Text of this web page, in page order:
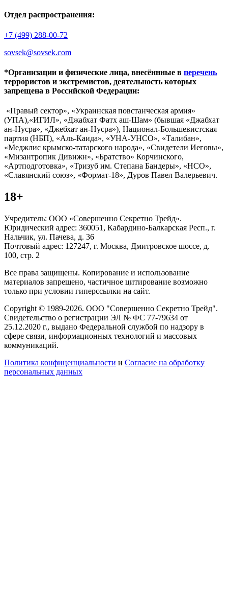
Отдел распространения:
+7 (499) 288-00-72
sovsek@sovsek.com
*Организации и физические лица, внесённные в перечень
террористов и экстремистов, деятельность которых
запрещена в Российской Федерации:
«Правый сектор», «Украинская повстанческая армия»
(УПА),«ИГИЛ», «Джабхат Фатх аш-Шам» (бывшая «Джабхат
ан-Нусра», «Джебхат ан-Нусра»), Национал-Большевистская
партия (НБП), «Аль-Каида», «УНА-УНСО», «Талибан»,
«Меджлис крымско-татарского народа», «Свидетели Иеговы»,
«Мизантропик Дивижн», «Братство» Корчинского,
«Артподготовка», «Тризуб им. Степана Бандеры», «НСО»,
«Славянский союз», «Формат-18», Дуров Павел Валерьевич.
18+
Учредитель: ООО «Совершенно Секретно Трейд».
Юридический адрес: 360051, Кабардино-Балкарская Респ., г.
Нальчик, ул. Пачева, д. 36
Почтовый адрес: 127247, г. Москва, Дмитровское шоссе, д.
100, стр. 2
Все права защищены. Копирование и использование
материалов запрещено, частичное цитирование возможно
только при условии гиперссылки на сайт.
Copyright © 1989-2026. ООО "Совершенно Секретно Трейд".
Свидетельство о регистрации ЭЛ № ФС 77-79634 от
25.12.2020 г., выдано Федеральной службой по надзору в
сфере связи, информационных технологий и массовых
коммуникаций.
Политика конфиценциальности и Согласие на обработку
персональных данных